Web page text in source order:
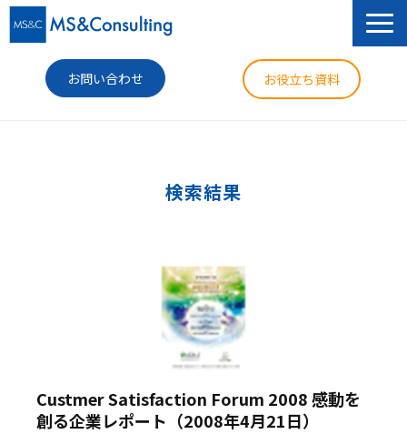
お問い合わせ お役立ち資料
検索結果
Custmer Satisfaction Forum 2008 感動を
創る企業レポート（2008年4月21日）